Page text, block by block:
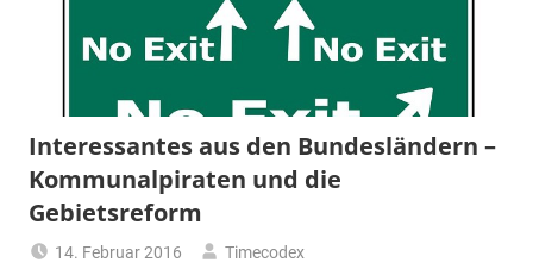
Interessantes aus den Bundesländern –
Kommunalpiraten und die
Gebietsreform
14. Februar 2016
Timecodex